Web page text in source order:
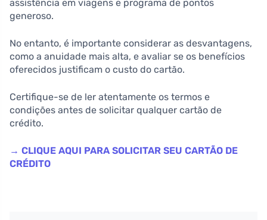
assistência em viagens e programa de pontos
generoso.
No entanto, é importante considerar as desvantagens,
como a anuidade mais alta, e avaliar se os benefícios
oferecidos justificam o custo do cartão.
Certifique-se de ler atentamente os termos e
condições antes de solicitar qualquer cartão de
crédito.
→ CLIQUE AQUI PARA SOLICITAR SEU CARTÃO DE
CRÉDITO